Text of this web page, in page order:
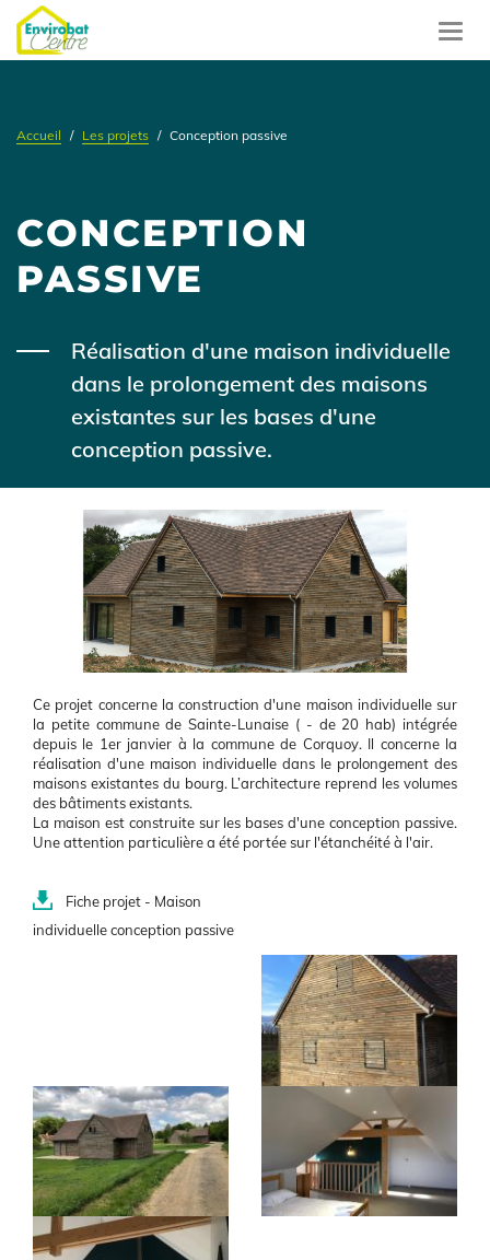
Aller
au
contenu
Accueil Les projets Conception passive
CONCEPTION
PASSIVE
Body
Réalisation d'une maison individuelle
dans le prolongement des maisons
existantes sur les bases d'une
conception passive.
Illustration
Body
Ce projet concerne la construction d'une maison individuelle sur
la petite commune de Sainte-Lunaise ( - de 20 hab) intégrée
depuis le 1er janvier à la commune de Corquoy. Il concerne la
réalisation d'une maison individuelle dans le prolongement des
maisons existantes du bourg. L’architecture reprend les volumes
des bâtiments existants.
La maison est construite sur les bases d'une conception passive.
Une attention particulière a été portée sur l'étanchéité à l'air.
Document(s)
Fiche projet - Maison
individuelle conception passive